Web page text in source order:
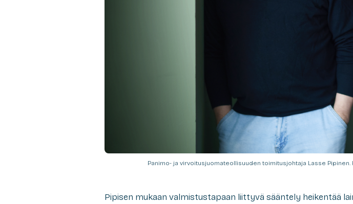
Panimo- ja virvoitusjuomateollisuuden toimitusjohtaja Lasse Pipinen.
Pipisen mukaan valmistustapaan liittyvä sääntely heikentää